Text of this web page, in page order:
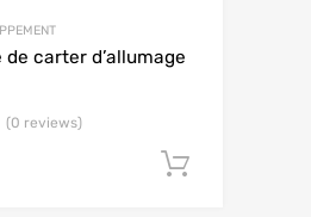
carter d’allumage
(0 reviews)